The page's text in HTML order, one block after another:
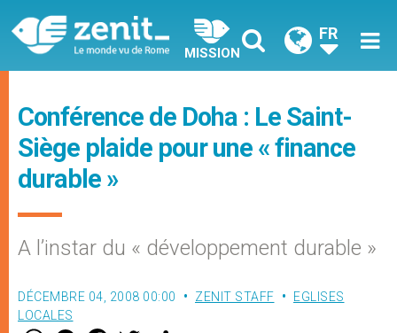
MISSION
FR
Conférence de Doha : Le Saint-
Siège plaide pour une « finance
durable »
A l’instar du « développement durable »
DÉCEMBRE 04, 2008 00:00 ZENIT STAFF
EGLISES
LOCALES